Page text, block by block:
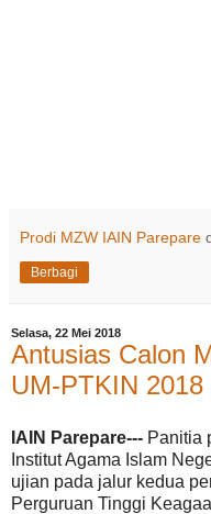
Prodi MZW IAIN Parepare
Berbagi
Selasa, 22 Mei 2018
Antusias Calon
UM-PTKIN 2018
IAIN Parepare--- Panitia
Institut Agama Islam
ujian pada jalur kedua
Perguruan Tinggi